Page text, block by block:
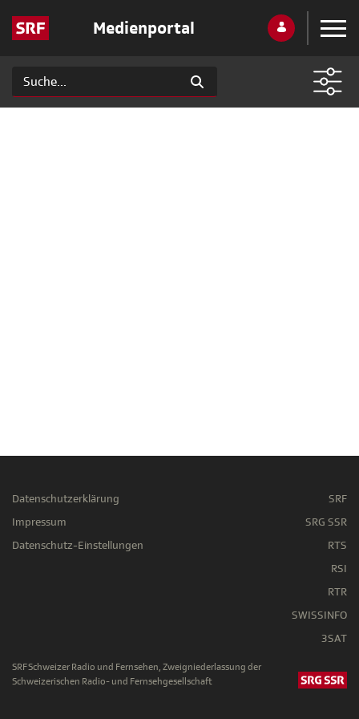
Medienportal
Datenschutzerklärung
Impressum
Datenschutz-Einstellungen
SRF
SRG SSR
RTS
RSI
RTR
SWISSINFO
3SAT
SRF Schweizer Radio und Fernsehen, Zweigniederlassung der
Schweizerischen Radio- und Fernsehgesellschaft